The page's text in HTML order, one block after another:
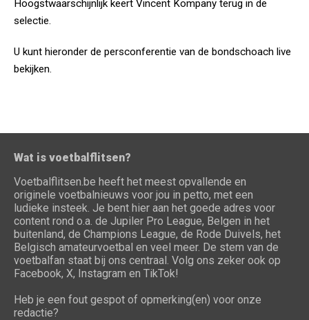
Hoogstwaarschijnlijk keert Vincent Kompany terug in de
selectie.
U kunt hieronder de persconferentie van de bondschoach live
bekijken.
Wat is voetbalflitsen?
Voetbalflitsen.be heeft het meest opvallende en
originele voetbalnieuws voor jou in petto, met een
ludieke insteek. Je bent hier aan het goede adres voor
content rond o.a. de Jupiler Pro League, Belgen in het
buitenland, de Champions League, de Rode Duivels, het
Belgisch amateurvoetbal en veel meer. De stem van de
voetbalfan staat bij ons centraal. Volg ons zeker ook op
Facebook, X, Instagram en TikTok!
Heb je een fout gespot of opmerking(en) voor onze
redactie?